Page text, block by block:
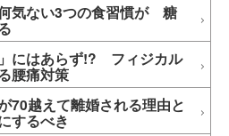
気ない3つの食習慣が 糖
にはあらず!? フィジカル
腰痛対策
70越えて離婚される理由と
するべき